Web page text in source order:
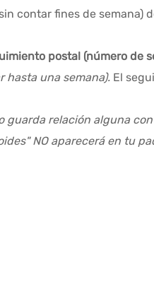
contar fines de semana)
postal (número de
hasta una semana). El
relación alguna
NO aparecerá en tu